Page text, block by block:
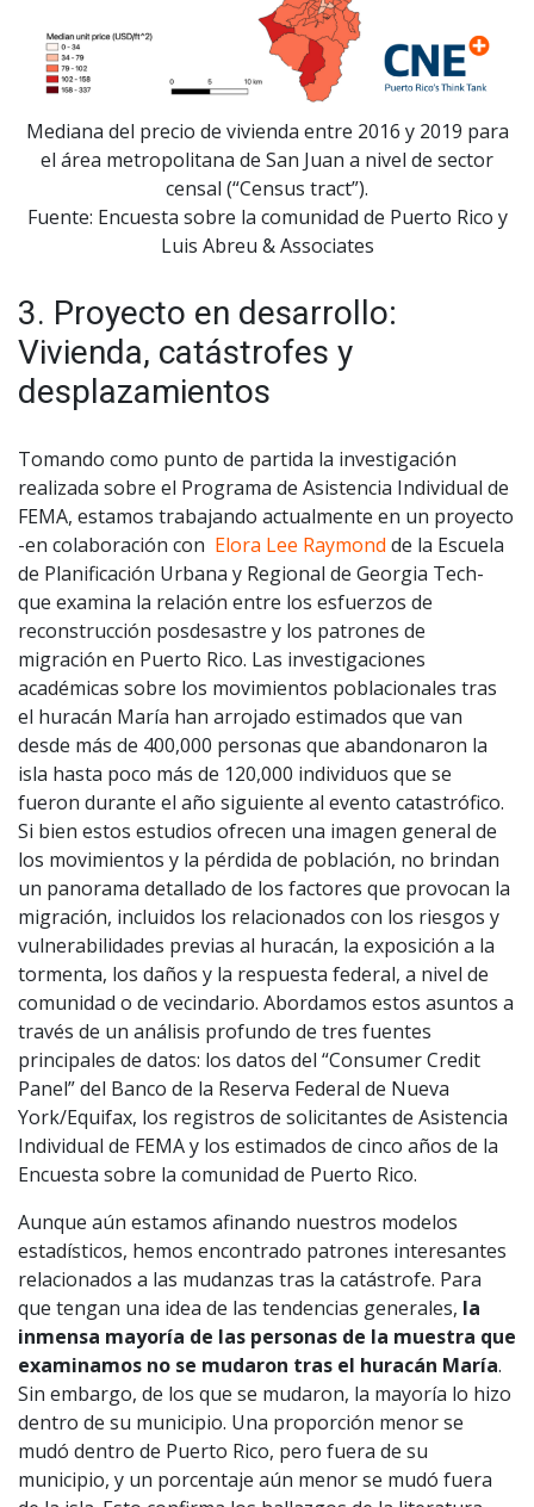
Mediana del precio de vivienda entre 2016 y 2019 para
el área metropolitana de San Juan a nivel de sector
censal (“Census tract”).
Fuente: Encuesta sobre la comunidad de Puerto Rico y
Luis Abreu & Associates
3. Proyecto en desarrollo:
Vivienda, catástrofes y
desplazamientos
Tomando como punto de partida la investigación
realizada sobre el Programa de Asistencia Individual de
FEMA, estamos trabajando actualmente en un proyecto
-en colaboración con Elora Lee Raymond de la Escuela
de Planificación Urbana y Regional de Georgia Tech-
que examina la relación entre los esfuerzos de
reconstrucción posdesastre y los patrones de
migración en Puerto Rico. Las investigaciones
académicas sobre los movimientos poblacionales tras
el huracán María han arrojado estimados que van
desde más de 400,000 personas que abandonaron la
isla hasta poco más de 120,000 individuos que se
fueron durante el año siguiente al evento catastrófico.
Si bien estos estudios ofrecen una imagen general de
los movimientos y la pérdida de población, no brindan
un panorama detallado de los factores que provocan la
migración, incluidos los relacionados con los riesgos y
vulnerabilidades previas al huracán, la exposición a la
tormenta, los daños y la respuesta federal, a nivel de
comunidad o de vecindario. Abordamos estos asuntos a
través de un análisis profundo de tres fuentes
principales de datos: los datos del “Consumer Credit
Panel” del Banco de la Reserva Federal de Nueva
York/Equifax, los registros de solicitantes de Asistencia
Individual de FEMA y los estimados de cinco años de la
Encuesta sobre la comunidad de Puerto Rico.
Aunque aún estamos afinando nuestros modelos
estadísticos, hemos encontrado patrones interesantes
relacionados a las mudanzas tras la catástrofe. Para
que tengan una idea de las tendencias generales, la
inmensa mayoría de las personas de la muestra que
examinamos no se mudaron tras el huracán María.
Sin embargo, de los que se mudaron, la mayoría lo hizo
dentro de su municipio. Una proporción menor se
mudó dentro de Puerto Rico, pero fuera de su
municipio, y un porcentaje aún menor se mudó fuera